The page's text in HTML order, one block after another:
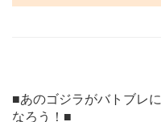
■あのゴジラがバトブレ
なろう！■